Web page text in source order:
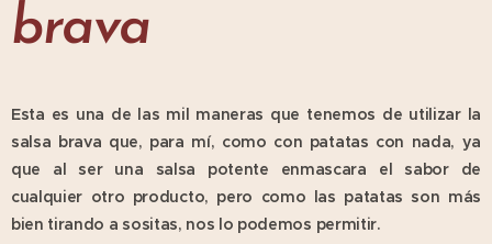
brava
Esta es una de las mil maneras que tenemos de utilizar la
salsa brava que, para mí, como con patatas con nada, ya
que al ser una salsa potente enmascara el sabor de
cualquier otro producto, pero como las patatas son más
bien tirando a sositas, nos lo podemos permitir.